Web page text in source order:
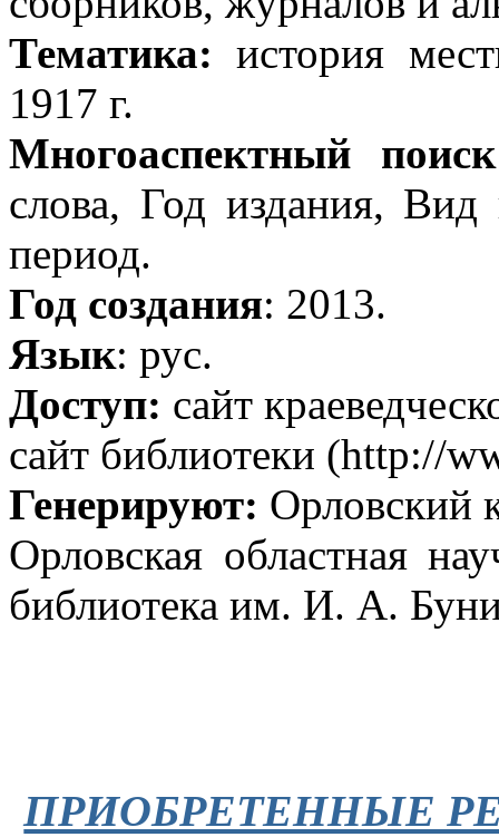
Тематика: история
1917 г.
Многоаспектный
слова, Год издания, Вид
период.
Год создания: 2013.
Язык: рус.
Доступ: сайт
сайт библиотеки (http://
Генерируют: Орловский
Орловская областная
библиотека им. И. А.
ПРИОБРЕТЕННЫЕ